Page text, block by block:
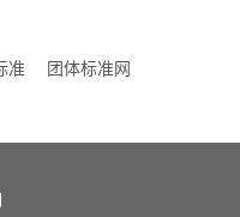
准
团体标准网